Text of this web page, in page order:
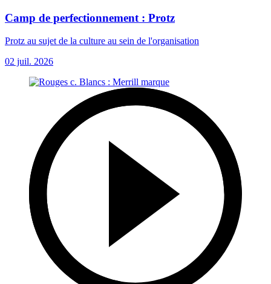
Camp de perfectionnement : Protz
Protz au sujet de la culture au sein de l'organisation
02 juil. 2026